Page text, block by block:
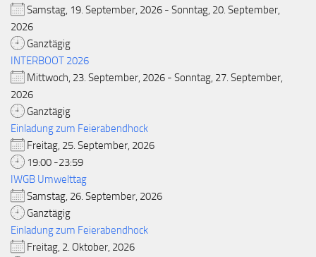
Samstag, 19. September, 2026 - Sonntag, 20. September,
2026
Ganztägig
INTERBOOT 2026
Mittwoch, 23. September, 2026 - Sonntag, 27. September,
2026
Ganztägig
Einladung zum Feierabendhock
Freitag, 25. September, 2026
19:00 -23:59
IWGB Umwelttag
Samstag, 26. September, 2026
Ganztägig
Einladung zum Feierabendhock
Freitag, 2. Oktober, 2026